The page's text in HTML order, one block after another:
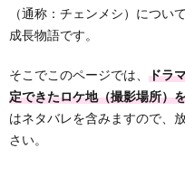
（通称：チェンメシ）につい
成長物語です。
そこでこのページでは、 ドラ
定できたロケ地（撮影場所）
はネタバレを含みますので、
さい。